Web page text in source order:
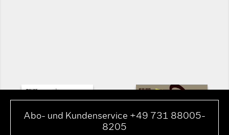
Abo- und Kundenservice +49 731 88005-
8205